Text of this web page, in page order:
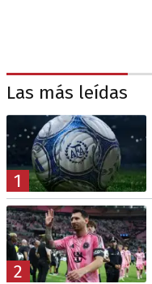
Las más leídas
1
2